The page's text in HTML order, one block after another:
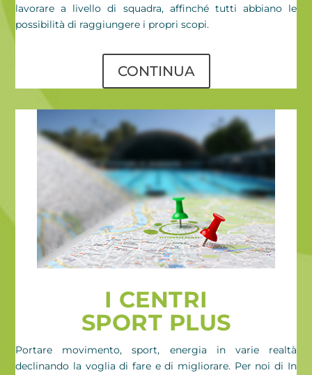
lavorare a livello di squadra, affinché tutti abbiano le
possibilità di raggiungere i propri scopi.
CONTINUA
I CENTRI
SPORT PLUS
Portare movimento, sport, energia in varie realtà
declinando la voglia di fare e di migliorare. Per noi di In